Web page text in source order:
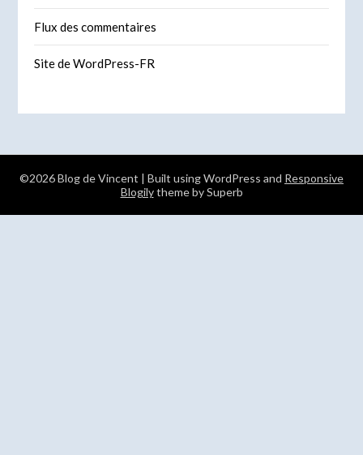
Flux des commentaires
Site de WordPress-FR
©2026 Blog de Vincent | Built using WordPress and Responsive
Blogilytheme by Superb